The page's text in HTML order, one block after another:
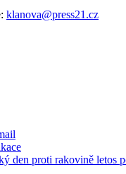
klanova@press21.cz
den proti rakovině letos